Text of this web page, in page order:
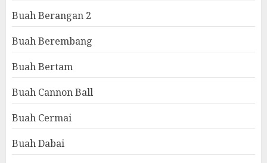
Buah Berangan 2
Buah Berembang
Buah Bertam
Buah Cannon Ball
Buah Cermai
Buah Dabai